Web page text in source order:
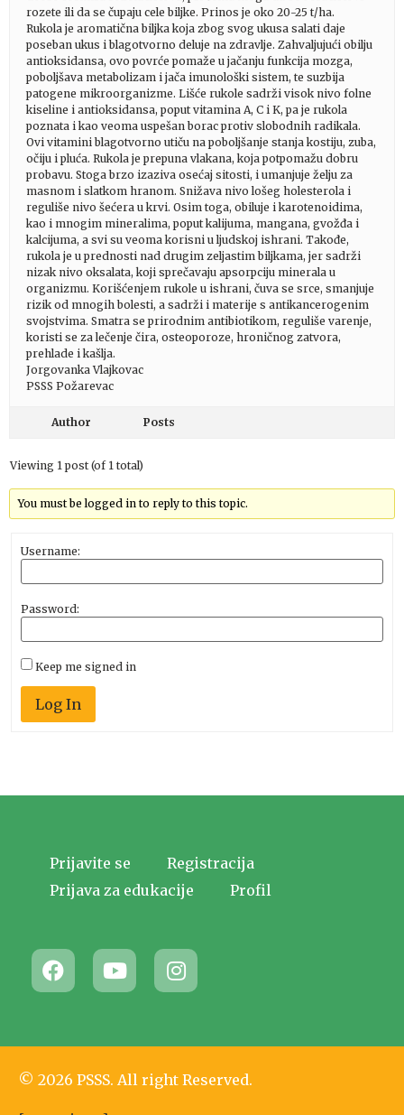
rozete ili da se čupaju cele biljke. Prinos je oko 20-25 t/ha.
Rukola je aromatična biljka koja zbog svog ukusa salati daje
poseban ukus i blagotvorno deluje na zdravlje. Zahvaljujući obilju
antioksidansa, ovo povrće pomaže u jačanju funkcija mozga,
poboljšava metabolizam i jača imunološki sistem, te suzbija
patogene mikroorganizme. Lišće rukole sadrži visok nivo folne
kiseline i antioksidansa, poput vitamina A, C i K, pa je rukola
poznata i kao veoma uspešan borac protiv slobodnih radikala.
Ovi vitamini blagotvorno utiču na poboljšanje stanja kostiju, zuba,
očiju i pluća. Rukola je prepuna vlakana, koja potpomažu dobru
probavu. Stoga brzo izaziva osećaj sitosti, i umanjuje želju za
masnom i slatkom hranom. Snižava nivo lošeg holesterola i
reguliše nivo šećera u krvi. Osim toga, obiluje i karotenoidima,
kao i mnogim mineralima, poput kalijuma, mangana, gvožđa i
kalcijuma, a svi su veoma korisni u ljudskoj ishrani. Takođe,
rukola je u prednosti nad drugim zeljastim biljkama, jer sadrži
nizak nivo oksalata, koji sprečavaju apsorpciju minerala u
organizmu. Korišćenjem rukole u ishrani, čuva se srce, smanjuje
rizik od mnogih bolesti, a sadrži i materije s antikancerogenim
svojstvima. Smatra se prirodnim antibiotikom, reguliše varenje,
koristi se za lečenje čira, osteoporoze, hroničnog zatvora,
prehlade i kašlja.
Jorgovanka Vlajkovac
PSSS Požarevac
Author Posts
Viewing 1 post (of 1 total)
You must be logged in to reply to this topic.
Username:
Password:
Keep me signed in
Log In
Prijavite se
Registracija
Prijava za edukacije
Profil
© 2026 PSSS. All right Reserved.